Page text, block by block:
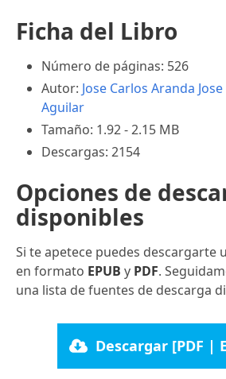
Ficha del Libro
Número de páginas: 526
Autor: Jose Carlos Aranda
Aguilar
Tamaño: 1.92 - 2.15 MB
Descargas: 2154
Opciones de
disponibles
Si te apetece puedes descargarte
en formato EPUB y PDF.
una lista de fuentes de descarga
Descargar [PDF |